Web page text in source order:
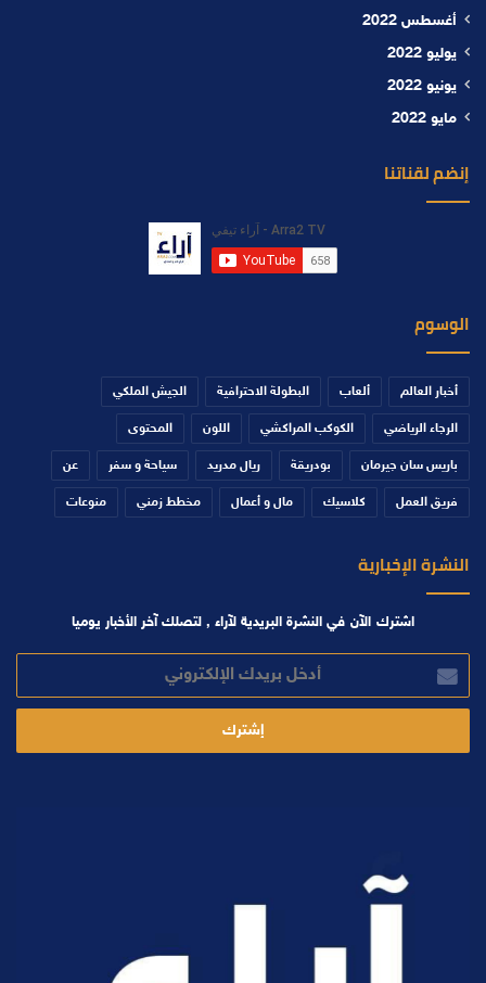
أغسطس 2022
يوليو 2022
يونيو 2022
مايو 2022
إنضم لقناتنا
الوسوم
أخبار العالم ألعاب البطولة الاحترافية الجيش الملكي
الرجاء الرياضي الكوكب المراكشي اللون المحتوى
باريس سان جيرمان بودريقة ريال مدريد سياحة و سفر عن
فريق العمل كلاسيك مال و أعمال مخطط زمني منوعات
النشرة الإخبارية
اشترك الآن في النشرة البريدية لآراء , لتصلك آخر الأخبار يوميا
بريدك
الإلكتروني